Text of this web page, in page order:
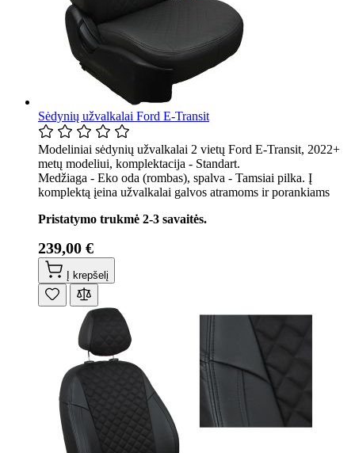
Sėdynių užvalkalai Ford E-Transit
Modeliniai sėdynių užvalkalai 2 vietų Ford E-Transit, 2022+
metų modeliui, komplektacija - Standart.
Medžiaga - Eko oda (rombas), spalva - Tamsiai pilka. Į
komplektą įeina užvalkalai galvos atramoms ir porankiams
Pristatymo trukmė 2-3 savaitės.
239,00 €
Į krepšelį